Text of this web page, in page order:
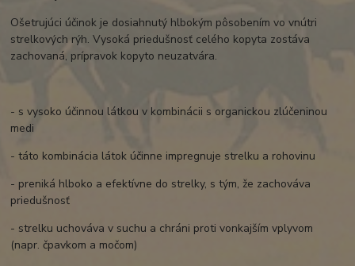
Ošetrujúci účinok je dosiahnutý hlbokým pôsobením vo vnútri
strelkových rýh. Vysoká priedušnosť celého kopyta zostáva
zachovaná, prípravok kopyto neuzatvára.
- s vysoko účinnou látkou v kombinácii s organickou zlúčeninou
medi
- táto kombinácia látok účinne impregnuje strelku a rohovinu
- preniká hlboko a efektívne do strelky, s tým, že zachováva
priedušnosť
- strelku uchováva v suchu a chráni proti vonkajším vplyvom
(napr. čpavkom a močom)